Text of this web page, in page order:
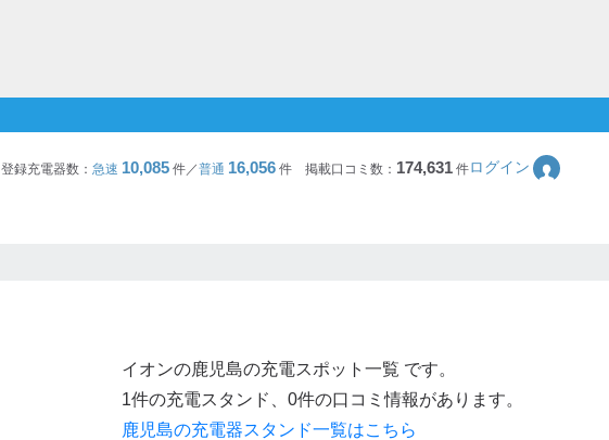
登録充電器数： 急速 10,085 件／普通 16,056 件 掲載口コミ数： 174,631件ログイン
イオンの鹿児島の充電スポット一覧 です。
1件の充電スタンド、 0件の口コミ情報があります。
鹿児島の充電器スタンド一覧はこちら